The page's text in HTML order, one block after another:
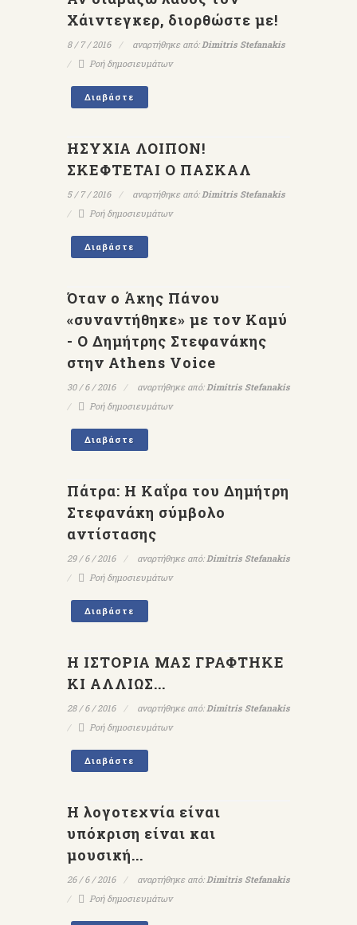
Χάιντεγκερ, διορθώστε με!
8 / 7 / 2016 αναρτήθηκε από:Dimitris Stefanakis
Ροή δημοσιευμάτων
Διαβάστε
ΗΣΥΧΙΑ ΛΟΙΠΟΝ!
ΣΚΕΦΤΕΤΑΙ Ο ΠΑΣΚΑΛ
5 / 7 / 2016 αναρτήθηκε από:Dimitris Stefanakis
Ροή δημοσιευμάτων
Διαβάστε
Όταν ο Άκης Πάνου
«συναντήθηκε» με τον Καμύ
- Ο Δημήτρης Στεφανάκης
στην Athens Voice
30 / 6 / 2016 αναρτήθηκε από:Dimitris Stefanakis
Ροή δημοσιευμάτων
Διαβάστε
Πάτρα: H Καΐρα του Δημήτρη
Στεφανάκη σύμβολο
αντίστασης
29 / 6 / 2016 αναρτήθηκε από:Dimitris Stefanakis
Ροή δημοσιευμάτων
Διαβάστε
Η ΙΣΤΟΡΙΑ ΜΑΣ ΓΡΑΦΤΗΚΕ
ΚΙ ΑΛΛΙΩΣ...
28 / 6 / 2016 αναρτήθηκε από:Dimitris Stefanakis
Ροή δημοσιευμάτων
Διαβάστε
Η λογοτεχνία είναι
υπόκριση είναι και
μουσική...
26 / 6 / 2016 αναρτήθηκε από:Dimitris Stefanakis
Ροή δημοσιευμάτων